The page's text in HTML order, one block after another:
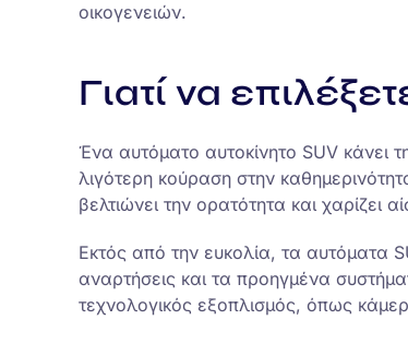
οικογενειών.
Γιατί να
Ένα αυτόματο αυτοκίνητο SUV κάνει
λιγότερη κούραση στην
βελτιώνει την ορατότητα και χαρίζει
Εκτός από την ευκολία, τα αυτόματα
αναρτήσεις και τα προηγμένα
τεχνολογικός εξοπλισμός, όπως